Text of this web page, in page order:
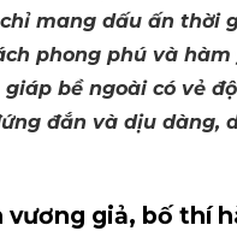
mang dấu ấn thời
phong phú và
bề ngoài có vẻ
đắn và dịu dàng,
vương giả, bố thí